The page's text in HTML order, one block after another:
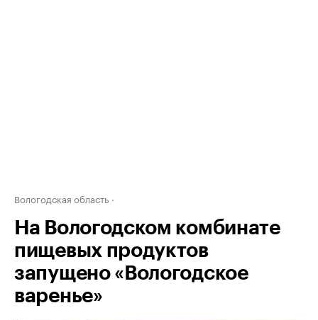
Вологодская область
На Вологодском комбинате
пищевых продуктов
запущено «Вологодское
варенье»